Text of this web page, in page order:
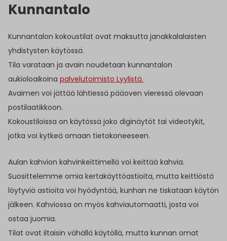
Kunnantalo
Kunnantalon kokoustilat ovat maksutta janakkalalaisten
yhdistysten käytössä.
Tila varataan ja avain noudetaan kunnantalon
aukioloaikoina palvelutoimisto Lyylistä.
Avaimen voi jättää lähtiessä pääoven vieressä olevaan
postilaatikkoon.
Kokoustiloissa on käytössä joko diginäytöt tai videotykit,
jotka voi kytkeä omaan tietokoneeseen.
Aulan kahvion kahvinkeittimellä voi keittää kahvia.
Suosittelemme omia kertakäyttöastioita, mutta keittiöstä
löytyviä astioita voi hyödyntää, kunhan ne tiskataan käytön
jälkeen. Kahviossa on myös kahviautomaatti, josta voi
ostaa juomia.
Tilat ovat iltaisin vähällä käytöllä, mutta kunnan omat